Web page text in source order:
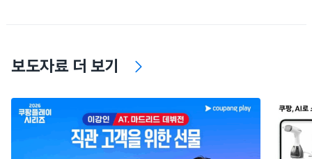
보도자료 더 보기